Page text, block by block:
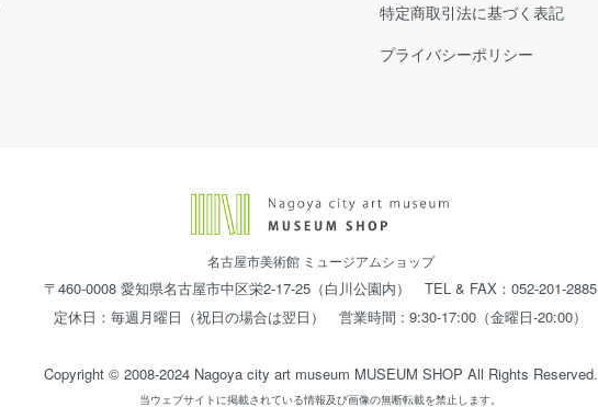
特定商取引法に基づく表記
プライバシーポリシー
名古屋市美術館 ミュージアムショップ
〒460-0008 愛知県名古屋市中区栄2-17-25（白川公園内） TEL & FAX：052-201-2885
定休日：毎週月曜日（祝日の場合は翌日） 営業時間 : 9:30-17:00（金曜日-20:00）
Copyright © 2008-2024 Nagoya city art museum MUSEUM SHOP All Rights Reserved.
当ウェブサイトに掲載されている情報及び画像の無断転載を禁止します。